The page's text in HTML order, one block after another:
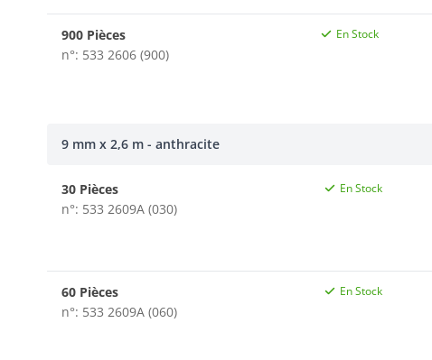
900 Pièces
n°: 533 2606 (900)
En Stock
9 mm x 2,6 m - anthracite
30 Pièces
n°: 533 2609A (030)
En Stock
60 Pièces
n°: 533 2609A (060)
En Stock